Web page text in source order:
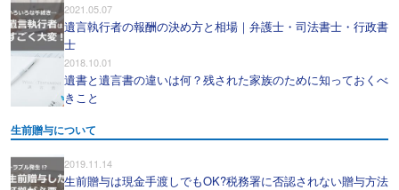
2021.05.07
遺言執行者の報酬の決め方と相場｜弁護士・司法書士・行政書
士
2018.10.01
遺書と遺言書の違いは何？残された家族のために知っておくべ
きこと
生前贈与について
2019.11.14
生前贈与は現金手渡しでもOK?税務署に否認されない贈与方法